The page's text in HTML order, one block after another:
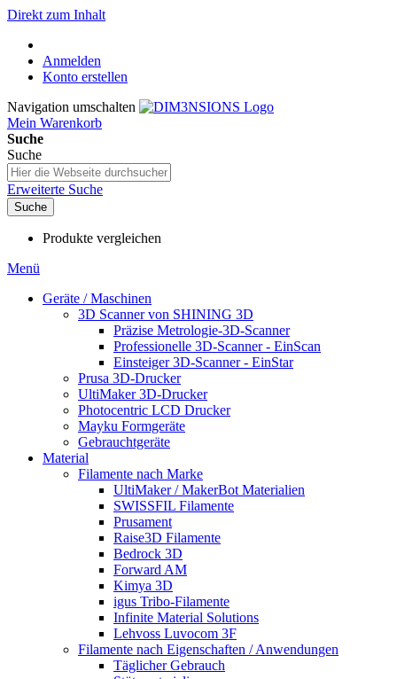
Direkt zum Inhalt
Anmelden
Konto erstellen
Navigation umschalten
Mein Warenkorb
Suche
Suche
Erweiterte Suche
Suche
Produkte vergleichen
Menü
Geräte / Maschinen
3D Scanner von SHINING 3D
Präzise Metrologie-3D-Scanner
Professionelle 3D-Scanner - EinScan
Einsteiger 3D-Scanner - EinStar
Prusa 3D-Drucker
UltiMaker 3D-Drucker
Photocentric LCD Drucker
Mayku Formgeräte
Gebrauchtgeräte
Material
Filamente nach Marke
UltiMaker / MakerBot Materialien
SWISSFIL Filamente
Prusament
Raise3D Filamente
Bedrock 3D
Forward AM
Kimya 3D
igus Tribo-Filamente
Infinite Material Solutions
Lehvoss Luvocom 3F
Filamente nach Eigenschaften / Anwendungen
Täglicher Gebrauch